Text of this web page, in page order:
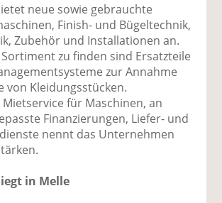
k
te
il
e
n
te
il
e
n
se
n
d
e
n
neue sowie gebrauchte
Finish- und Bügeltechnik,
Zubehör und Installationen an.
zu finden sind Ersatzteile
zur Annahme
von Kleidungsstücken.
für Maschinen, an
Finanzierungen, Liefer- und
nennt das Unternehmen
in Melle